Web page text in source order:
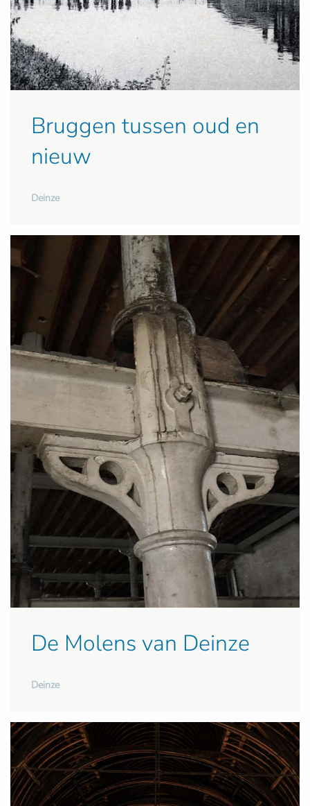
Bruggen tussen oud en
nieuw
Deinze
De Molens van Deinze
Deinze